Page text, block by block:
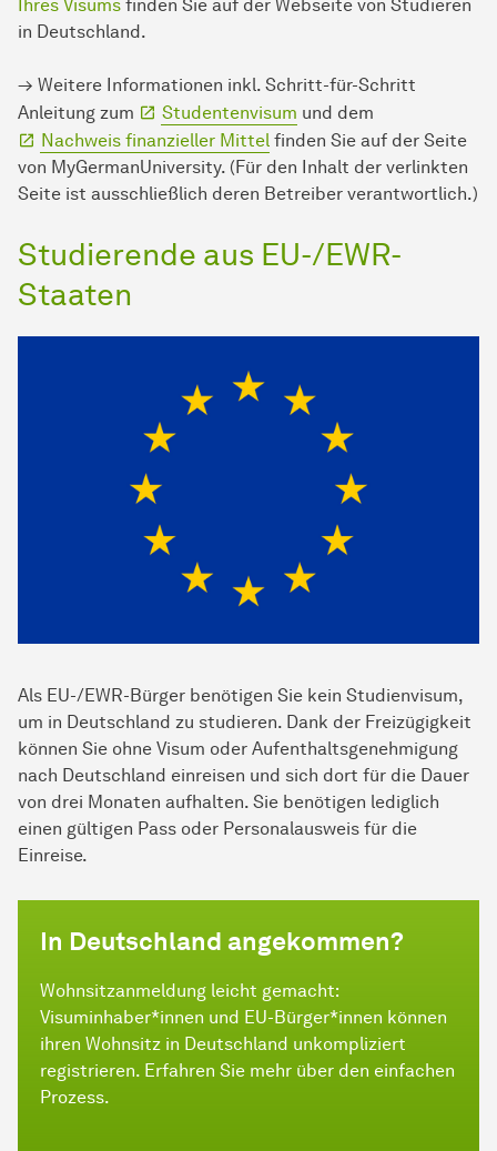
Ihres Visums finden Sie auf der Webseite von Studieren
in Deutsch­land.
→ Weitere Informationen inkl. Schritt-für-Schritt
Anleitung zum
Studentenvisum und dem
Nachweis finanzieller Mittel finden Sie auf der Seite
von MyGermanUniversity. (Für den Inhalt der verlinkten
Seite ist ausschließlich deren Betreiber verantwortlich.)
Studierende aus EU-/EWR-
Staaten
Als EU-/EWR-Bürger benötigen Sie kein Studienvisum,
um in Deutschland zu studieren. Dank der Freizügigkeit
können Sie ohne Visum oder Aufenthaltsgenehmigung
nach Deutschland einreisen und sich dort für die Dauer
von drei Monaten aufhalten. Sie benötigen lediglich
einen gültigen Pass oder Personalausweis für die
Einreise.
In Deutschland angekommen?
Wohnsitzanmeldung leicht gemacht:
Visuminhaber*innen und EU-Bürger*innen können
ihren Wohnsitz in Deutschland unkompliziert
registrieren. Erfahren Sie mehr über den einfachen
Prozess.